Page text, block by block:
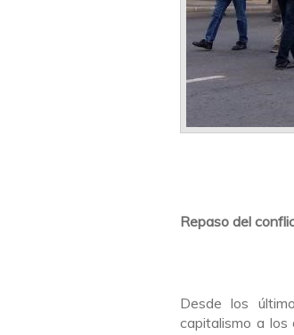
Repaso del
Desde los
capitalismo a los